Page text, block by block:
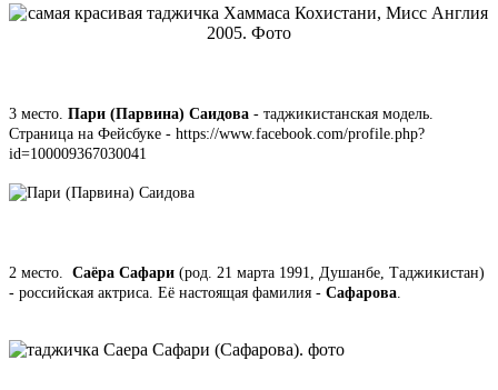
3 место. Пари (Парвина) Саидова - таджикистанская модель.
Страница на Фейсбуке - https://www.facebook.com/profile.php?
id=100009367030041
2 место. Саёра Сафари (род. 21 марта 1991, Душанбе, Таджикистан)
- российская актриса . Её настоящая фамилия - Сафарова